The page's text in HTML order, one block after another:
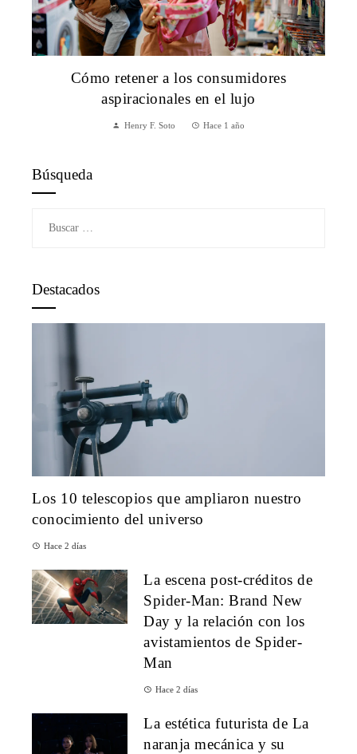
Cómo retener a los consumidores
aspiracionales en el lujo
Henry F. Soto Hace 1 año
Búsqueda
Destacados
Los 10 telescopios que ampliaron nuestro
conocimiento del universo
Hace 2 días
La escena post-créditos de
Spider-Man: Brand New
Day y la relación con los
avistamientos de Spider-
Man
Hace 2 días
La estética futurista de La
naranja mecánica y su